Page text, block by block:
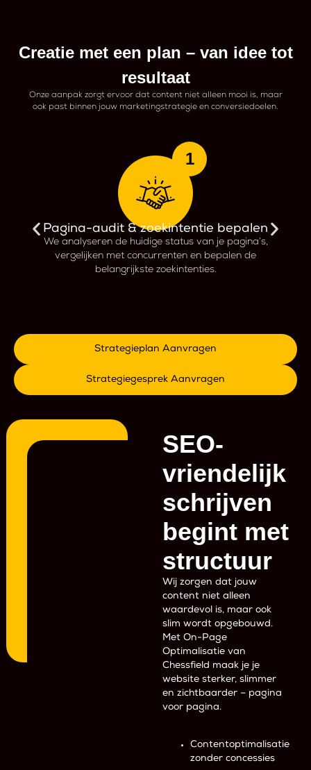
Creatie met een plan – van idee tot
resultaat
Onze aanpak zorgt ervoor dat content niet alleen mooi is, maar
ook past binnen jouw marketingstrategie en conversiedoelen.
1
Pagina-audit & zoekintentie bepalen
We analyseren de huidige status van je pagina’s,
vergelijken met concurrenten en bepalen de
belangrijkste zoekintenties.
Strategieplan Aanvragen
Strategiegesprek Aanvragen
SEO-
vriendelijk
schrijven
begint met
structuur
Wij zorgen dat jouw
content niet alleen
waardevol is, maar ook
slim wordt opgebouwd.
Met On-Page
Optimalisatie van
Chessfield maak je je
website sterker, slimmer
en zichtbaarder – pagina
voor pagina.
Contentoptimalisatie
zonder concessies